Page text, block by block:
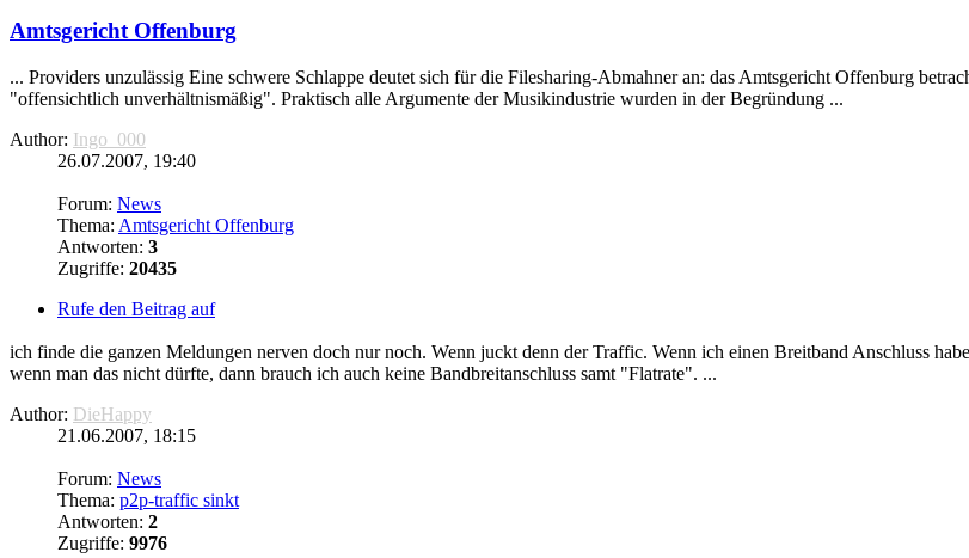
Amtsgericht Offenburg
... Providers unzulässig Eine schwere Schlappe deutet sich für die Filesharing-Abmahner an: das Amtsgericht Offenburg
"offensichtlich unverhältnismäßig". Praktisch alle Argumente der Musikindustrie wurden in der Begründung ...
Author: Ingo_000
26.07.2007, 19:40
Forum: News
Thema: Amtsgericht Offenburg
Antworten: 3
Zugriffe: 20435
Rufe den Beitrag auf
ich finde die ganzen Meldungen nerven doch nur noch. Wenn juckt denn der Traffic. Wenn ich einen Breitband Anschluss
wenn man das nicht dürfte, dann brauch ich auch keine Bandbreitanschluss samt "Flatrate". ...
Author: DieHappy
21.06.2007, 18:15
Forum: News
Thema: p2p-traffic sinkt
Antworten: 2
Zugriffe: 9976